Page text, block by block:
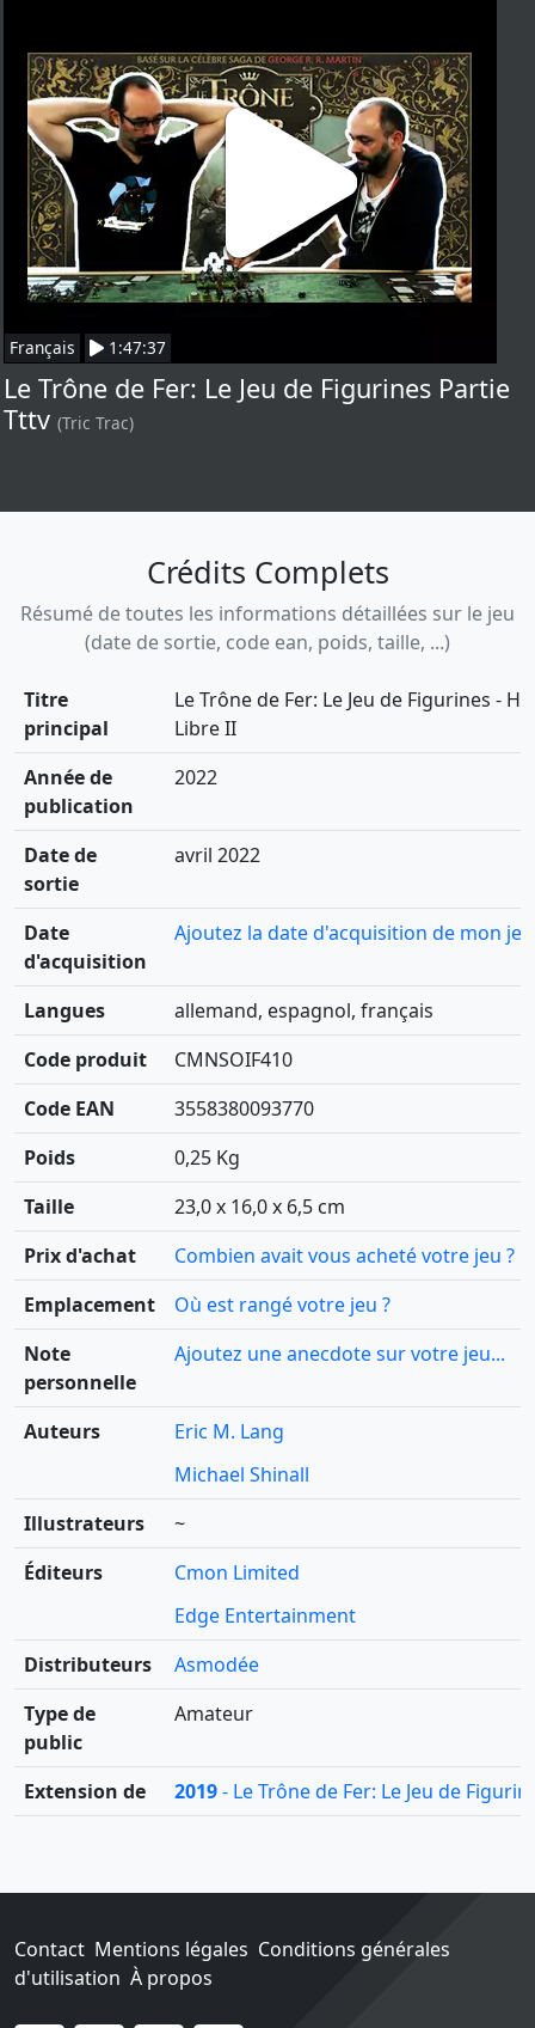
Français 1:47:37
Le Trône de Fer: Le Jeu de Figurines Partie
Tttv (Tric Trac)
Crédits Complets
Résumé de toutes les informations détaillées sur le jeu
(date de sortie, code ean, poids, taille, ...)
Titre
principal
Le Trône de Fer: Le Jeu de Figurines -
Libre II
Année de
publication
2022
Date de
sortie
avril 2022
Date
d'acquisition
Ajoutez la date d'acquisition de mon jeu
Langues
allemand, espagnol, français
Code produit
CMNSOIF410
Code EAN
3558380093770
Poids
0,25 Kg
Taille
23,0 x 16,0 x 6,5 cm
Prix d'achat
Combien avait vous acheté votre jeu ?
Emplacement
Où est rangé votre jeu ?
Note
personnelle
Ajoutez une anecdote sur votre jeu...
Auteurs
Eric M. Lang
Michael Shinall
Illustrateurs
~
Éditeurs
Cmon Limited
Edge Entertainment
Distributeurs
Asmodée
Type de
public
Amateur
Extension de 2019- Le Trône de Fer: Le Jeu de
Contact Mentions légales Conditions générales
d'utilisation À propos